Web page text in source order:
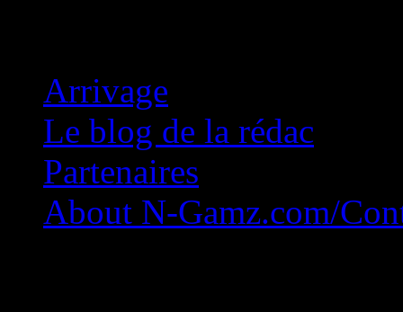
Arrivage
Le blog de la rédac
Partenaires
About N-Gamz.com/